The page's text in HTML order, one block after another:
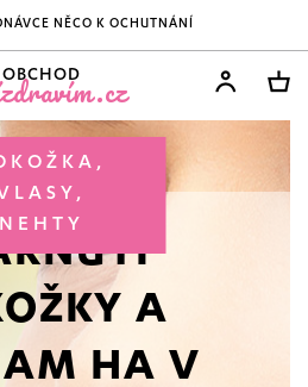
NĚCO K OCHUTNÁNÍ
OBCHOD
NEHTY
A
HA V